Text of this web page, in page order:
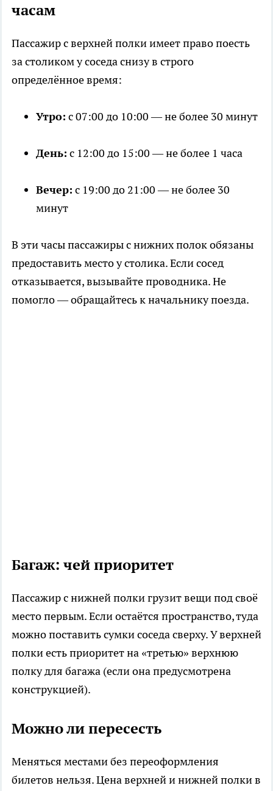
часам
Пассажир с верхней полки имеет право поесть
за столиком у соседа снизу в строго
определённое время:
Утро: с 07:00 до 10:00 — не более 30 минут
День: с 12:00 до 15:00 — не более 1 часа
Вечер: с 19:00 до 21:00 — не более 30
минут
В эти часы пассажиры с нижних полок обязаны
предоставить место у столика. Если сосед
отказывается, вызывайте проводника. Не
помогло — обращайтесь к начальнику поезда.
Багаж: чей приоритет
Пассажир с нижней полки грузит вещи под своё
место первым. Если остаётся пространство, туда
можно поставить сумки соседа сверху. У верхней
полки есть приоритет на «третью» верхнюю
полку для багажа (если она предусмотрена
конструкцией).
Можно ли пересесть
Меняться местами без переоформления
билетов нельзя. Цена верхней и нижней полки в